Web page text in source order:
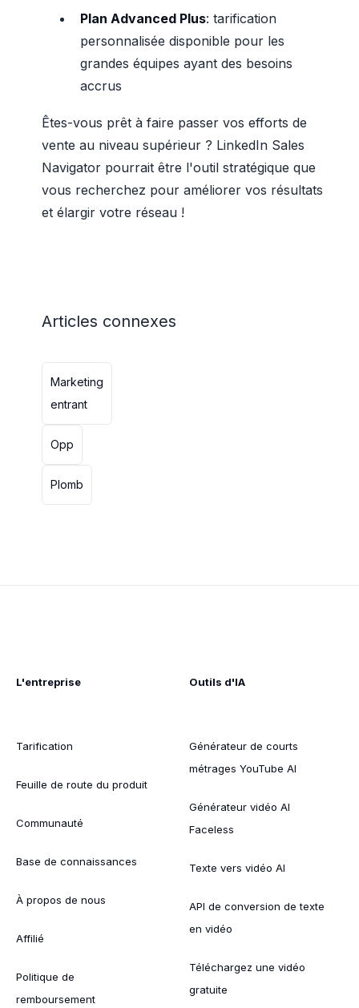
Plan Advanced Plus: tarification
personnalisée disponible pour les
grandes équipes ayant des besoins
accrus
Êtes-vous prêt à faire passer vos efforts de
vente au niveau supérieur ? LinkedIn Sales
Navigator pourrait être l'outil stratégique que
vous recherchez pour améliorer vos résultats
et élargir votre réseau !
Articles connexes
Marketing
entrant
Opp
Plomb
L'entreprise
Tarification
Feuille de route du produit
Communauté
Base de connaissances
À propos de nous
Affilié
Politique de
remboursement
Outils d'IA
Générateur de courts
métrages YouTube AI
Générateur vidéo AI
Faceless
Texte vers vidéo AI
API de conversion de texte
en vidéo
Téléchargez une vidéo
gratuite